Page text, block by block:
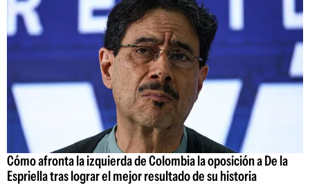
Cómo afronta la izquierda de Colombia la oposición a De la
Espriella tras lograr el mejor resultado de su historia